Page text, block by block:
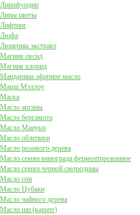
Липофундин
Липы цветы
Лифтинг
Люфа
Люцерны экстракт
Магния оксид
Магния хлорид
Мандарина эфирное масло
Марш Мэллоу
Маска
Масло арганы
Масло бергамота
Масло Мануки
Масло облепихи
Масло розового дерева
Масло семян винограда ферментированное
Масло семян черной смородины
Масло сои
Масло Цубаки
Масло чайного дерева
Масло ши (карите)